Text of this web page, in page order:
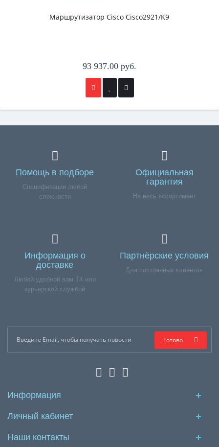
Маршрутизатор Cisco Cisco2921/K9
93 937.00 руб.
Помощь в подборе
Спецификации любой
сложности
Официальная
гарантия
На весь ассортимент
Информация о
доставке
Любой удобной вам ТК или
курьерской службой
Партнёрские условия
Для постоянных клиентов
Готово
Информация
Личный кабинет
Наши контакты